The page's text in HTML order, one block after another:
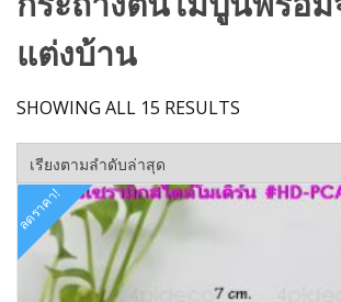
แต่งบ้าน
SHOWING ALL 15 RESULTS
ลดราคา!